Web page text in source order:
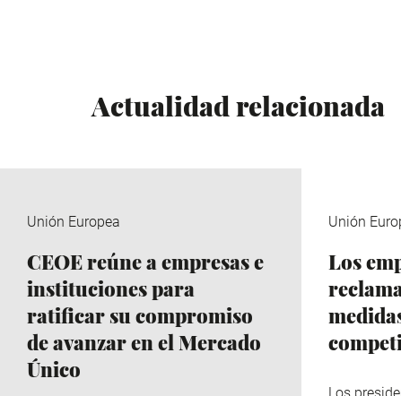
Actualidad relacionada
Unión Europea
CEOE reúne a empresas e
instituciones para
ratificar su compromiso
de avanzar en el Mercado
Único
Unión
Los